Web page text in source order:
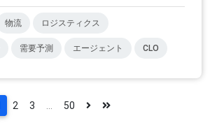
物流 ロジスティクス
需要予測 エージェント CLO
2 3 ... 50